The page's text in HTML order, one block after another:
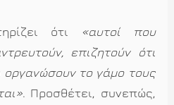
ότι
«αυτοί που
επιζητούν ότι
οργανώσουν το γάμο τους
. Προσθέτει, συνεπώς,